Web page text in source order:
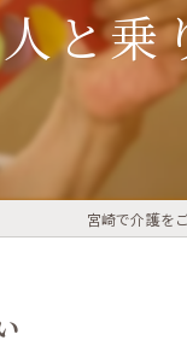
と乗
宮崎で介護を